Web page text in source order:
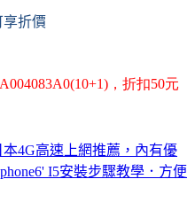
折價
A004083A0(10+1)，折扣50元
本4G高速上網推薦，內有優
I5安裝步驟教學．方便